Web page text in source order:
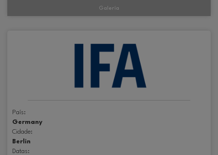
Galería
País:
Germany
Cidade:
Berlin
Datas: